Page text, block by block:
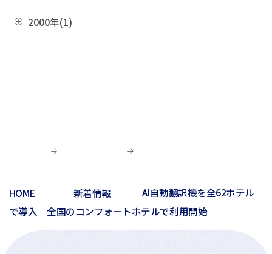
01月(3)
03月(7)
04月(10)
03月(12)
05月(7)
07月(5)
01月(4)
08月(3)
07月(7)
01月(2)
09月(1)
03月(6)
01月(3)
11月(3)
02月(1)
11月(1)
06月(6)
2000年(1)
HOME 新着情報
AI自動翻訳機を全62ホテル
で導入 全国のコンフォートホテルで利用開始